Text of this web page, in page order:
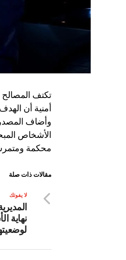
تكتف المصالح
أمنية أن
وأضاف
الأشخاص
محكمة
مقالات ذات صلة
لا يفوتك
نهاية